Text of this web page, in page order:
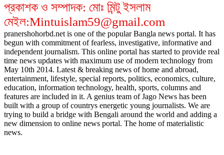
প্রকাশক ও সম্পাদক: মোঃ মিন্টু ইসলাম
মেইল:Mintuislam59@gmail.com
pranershohorbd.net is one of the popular Bangla news portal. It has
begun with commitment of fearless, investigative, informative and
independent journalism. This online portal has started to provide real
time news updates with maximum use of modern technology from
May 10th 2014. Latest & breaking news of home and abroad,
entertainment, lifestyle, special reports, politics, economics, culture,
education, information technology, health, sports, columns and
features are included in it. A genius team of Jago News has been
built with a group of countrys energetic young journalists. We are
trying to build a bridge with Bengali around the world and adding a
new dimension to online news portal. The home of materialistic
news.